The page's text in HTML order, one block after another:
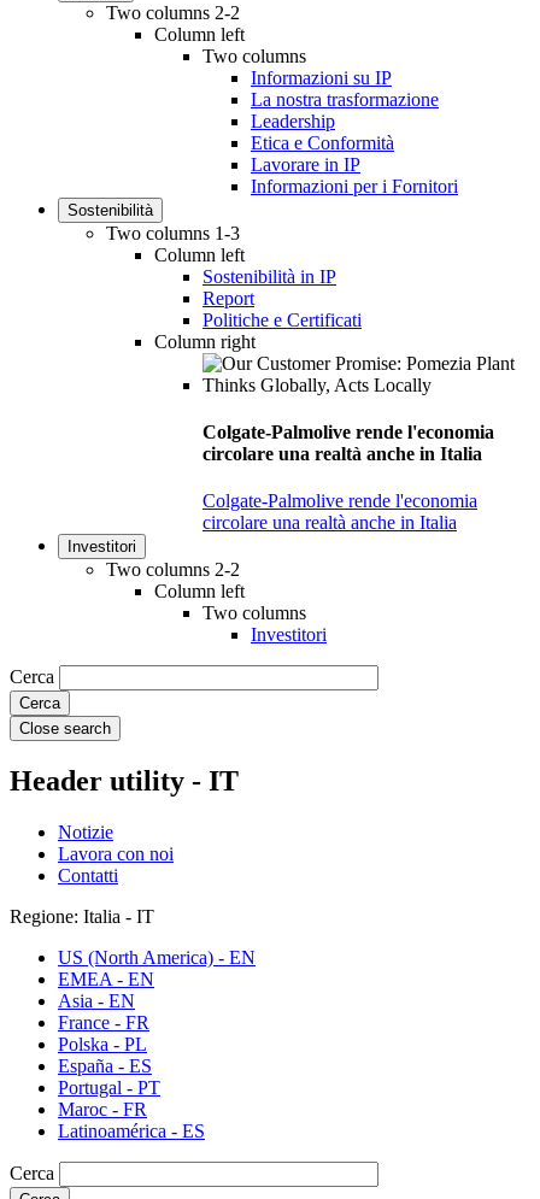
Two columns 2-2
Column left
Two columns
Informazioni su IP
La nostra trasformazione
Leadership
Etica e Conformità
Lavorare in IP
Informazioni per i Fornitori
Sostenibilità
Two columns 1-3
Column left
Sostenibilità in IP
Report
Politiche e Certificati
Column right
Colgate-Palmolive rende l'economia
circolare una realtà anche in Italia
Colgate-Palmolive rende l'economia
circolare una realtà anche in Italia
Investitori
Two columns 2-2
Column left
Two columns
Investitori
Cerca
Close search
Header utility - IT
Notizie
Lavora con noi
Contatti
Regione: Italia - IT
US (North America) - EN
EMEA - EN
Asia - EN
France - FR
Polska - PL
España - ES
Portugal - PT
Maroc - FR
Latinoamérica - ES
Cerca